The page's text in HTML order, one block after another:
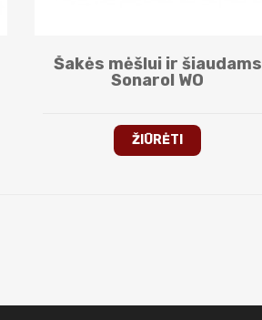
Šakės mėšlui ir šiaudams
Sonarol WO
ŽIŪRĖTI